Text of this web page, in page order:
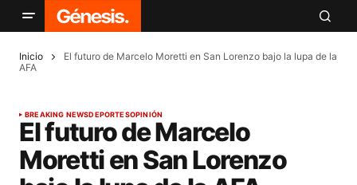
Inicio
El futuro de Marcelo Moretti en San Lorenzo bajo la lupa de la
AFA
BREAKING NEWSDEPORTESOPINIÓN
El futuro de Marcelo
Moretti en San Lorenzo